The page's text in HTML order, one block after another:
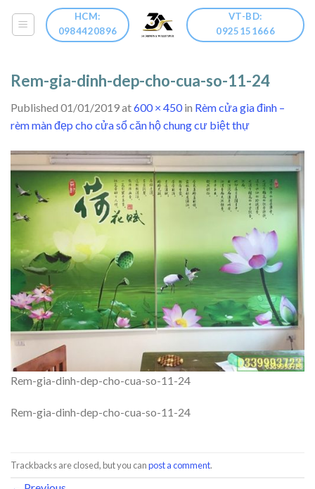
HCM:
0984420896
VT-BD:
0925151666
Rem-gia-dinh-dep-cho-cua-so-11-24
Published 01/01/2019at600 × 450in Rèm cửa gia đình –
rèm màn đẹp cho cửa sổ căn hộ chung cư biệt thự
Rem-gia-dinh-dep-cho-cua-so-11-24
Rem-gia-dinh-dep-cho-cua-so-11-24
Trackbacks are closed, but you canpost a comment.